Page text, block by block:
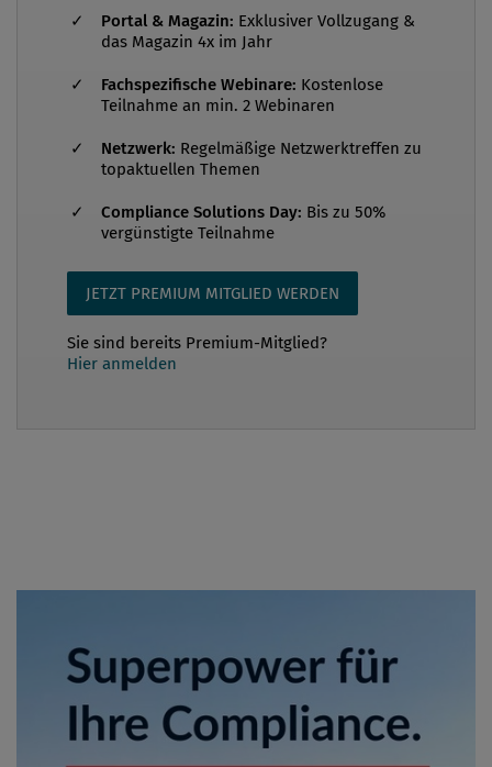
Inkrafttreten und Registrierung Das NISG 2026 tritt
am 1. Oktober 2026 in Kraft. Ab diesem Zeitpunkt
gelten für betroffene Unternehmen verbindliche
Pflichten, insbesondere zur Umsetzung technischer,
Sicherheitsmaßnahmen, zur Meldung erheblicher
Schulungspflichten auf Leitungsebene. Regulierte
Inkrafttreten bei der zuständigen
Cybersicherheitsbehörde registrieren, spätest...
Portal & Magazin: Exklusiver Vollzugang &
das Magazin 4x im Jahr
Fachspezifische Webinare: Kostenlose
Teilnahme an min. 2 Webinaren
Netzwerk: Regelmäßige Netzwerktreffen zu
topaktuellen Themen
Compliance Solutions Day: Bis zu 50%
vergünstigte Teilnahme
JETZT PREMIUM MITGLIED WERDEN
Sie sind bereits Premium-Mitglied?
Hier anmelden